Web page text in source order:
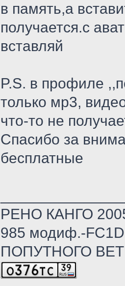
в память,а
получается.с
вставляй
P.S. в профиле
только мр3,
что-то не
Спасибо за
бесплатные
РЕНО КАНГО
985 модиф.-
ПОПУТНОГО